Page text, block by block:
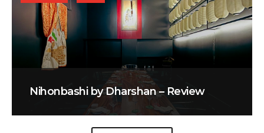
Nihonbashi by Dharshan – Review